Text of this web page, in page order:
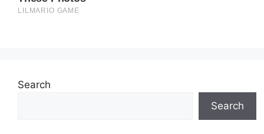
Search
Search